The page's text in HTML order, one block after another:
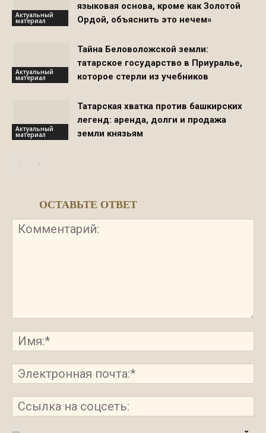
Актуальный
материал
языковая основа, кроме как Золотой
Ордой, объяснить это нечем»
Актуальный
материал
Тайна Беловоложской земли:
татарское государство в Приуралье,
которое стерли из учебников
Актуальный
материал
Татарская хватка против башкирских
легенд: аренда, долги и продажа
земли князьям
ОСТАВЬТЕ ОТВЕТ